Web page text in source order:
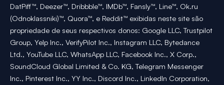
DatPiff™, Deezer™, Dribbble™, IMDb™, Fansly™, Line™, Ok.ru
(Odnoklassniki)™, Quora™, e Reddit™ exibidas neste site são
propriedade de seus respectivos donos: Google LLC, Trustpilot
Group, Yelp Inc., VerifyPilot Inc., Instagram LLC, Bytedance
Ltd., YouTube LLC, WhatsApp LLC, Facebook Inc., X Corp.,
SoundCloud Global Limited & Co. KG, Telegram Messenger
Inc., Pinterest Inc., YY Inc., Discord Inc., LinkedIn Corporation,